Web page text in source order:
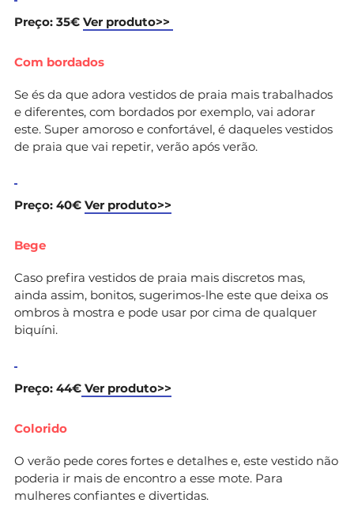
Preço: 35€ Ver produto>>
Com bordados
Se és da que adora vestidos de praia mais trabalhados
e diferentes, com bordados por exemplo, vai adorar
este. Super amoroso e confortável, é daqueles vestidos
de praia que vai repetir, verão após verão.
Preço: 40€ Ver produto>>
Bege
Caso prefira vestidos de praia mais discretos mas,
ainda assim, bonitos, sugerimos-lhe este que deixa os
ombros à mostra e pode usar por cima de qualquer
biquíni.
Preço: 44€ Ver produto>>
Colorido
O verão pede cores fortes e detalhes e, este vestido não
poderia ir mais de encontro a esse mote. Para
mulheres confiantes e divertidas.